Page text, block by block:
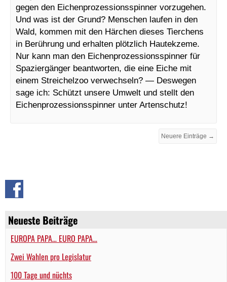
Neueste Beiträge
EUROPA PAPA… EURO PAPA…
Zwei Wahlen pro Legislatur
100 Tage und nüchts
gegen den Eichenprozessionsspinner vorzugehen.
Und was ist der Grund? Menschen laufen in den
Wald, kommen mit den Härchen dieses Tierchens
in Berührung und erhalten plötzlich Hautekzeme.
Nur kann man den Eichenprozessionsspinner für
Spaziergänger beantworten, die eine Eiche mit
einem Streichelzoo verwechseln? — Deswegen
sage ich: Schützt unsere Umwelt und stellt den
Eichenprozessionsspinner unter Artenschutz!
Neuere Einträge →